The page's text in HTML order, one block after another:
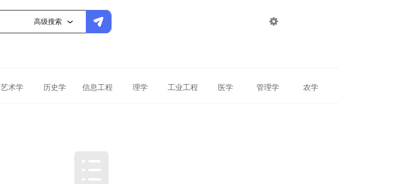
高级搜索 
艺术学 历史学 信息工程 理学 工业工程 医学 管理学 农学